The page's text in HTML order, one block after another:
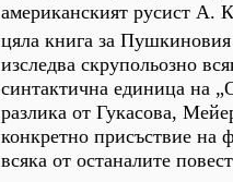
американският русист А.
цяла книга за
изследва скрупольозно
синтактична единица на
разлика от Гукасова,
конкретно присъствие на
всяка от останалите